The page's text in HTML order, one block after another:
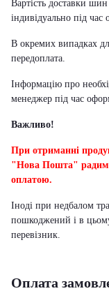
Вартість доставки шин
індивідуально під
В окремих випадках
передоплата.
Інформацію про
менеджер під час
Важливо!
При отриманні
"Нова Пошта"
оплатою.
Іноді при недбалом
пошкоджений і в
перевізник.
Оплата